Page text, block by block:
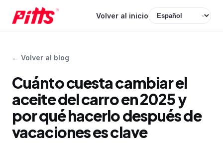
Volver al inicio
← Volver al blog
Cuánto cuesta cambiar el
aceite del carro en 2025 y
por qué hacerlo después de
vacaciones es clave